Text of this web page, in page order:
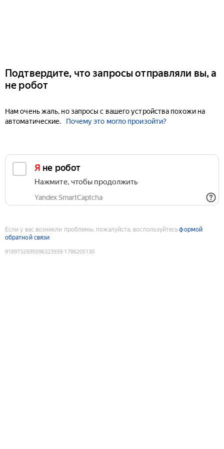
Подтвердите, что запросы отправляли вы, а
не робот
Нам очень жаль, но запросы с вашего устройства похожи на
автоматические.
Почему это могло произойти?
Я не робот
Нажмите, чтобы продолжить
Yandex SmartCaptcha
Если у вас возникли проблемы, пожалуйста, воспользуйтесьформой
обратной связи
9189732695096323939:1786205130